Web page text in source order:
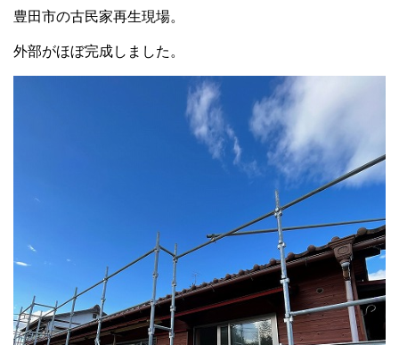
豊田市の古民家再生現場。
外部がほぼ完成しました。